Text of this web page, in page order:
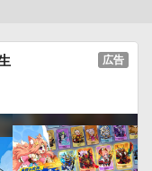
ください。(Ver4.0新
ても取り締まりに接
通知バーにてその種
/過去情報)が表示さ
ます。★長時間運転
機能
面の明るさを調整し
広告